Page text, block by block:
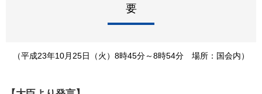
要
（平成23年10月25日（火）8時45分～8時54分 場所：国会内）